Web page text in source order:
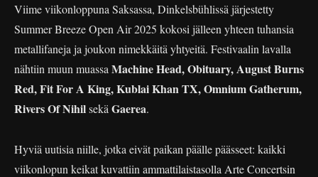
Viime viikonloppuna Saksassa, Dinkelsbühlissä järjestetty
Summer Breeze Open Air 2025 kokosi jälleen yhteen tuhansia
metallifaneja ja joukon nimekkäitä yhtyeitä. Festivaalin lavalla
nähtiin muun muassa Machine Head, Obituary, August Burns
Red, Fit For A King, Kublai Khan TX, Omnium Gatherum,
Rivers Of Nihilsekä Gaerea.
Hyviä uutisia niille, jotka eivät paikan päälle päässeet: kaikki
viikonlopun keikat kuvattiin ammattilaistasolla Arte Concertsin